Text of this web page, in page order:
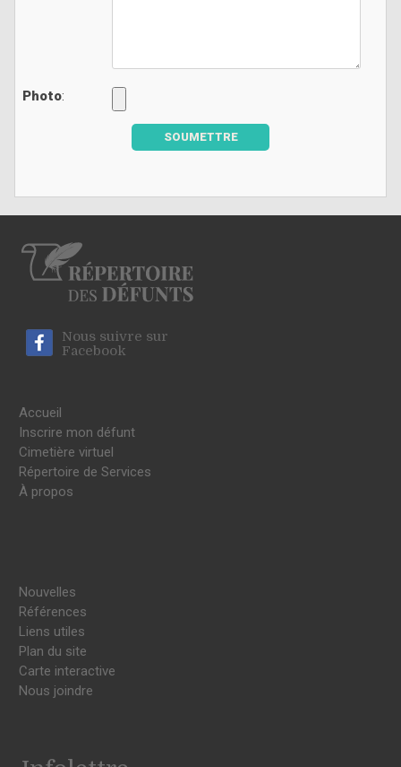
Photo:
SOUMETTRE
Nous suivre sur
Facebook
Accueil
Inscrire mon défunt
Cimetière virtuel
Répertoire de Services
À propos
Nouvelles
Références
Liens utiles
Plan du site
Carte interactive
Nous joindre